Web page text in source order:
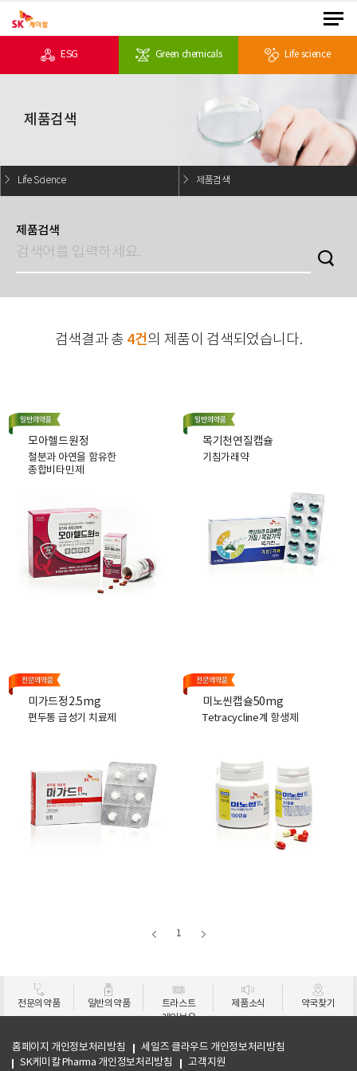
ESG Green chemicals Life science
제품검색
Life Science 제품검색
제품검색
검색결과 총 4건의 제품이 검색되었습니다.
모아헬드원정
철분과 아연을 함유한
종합비타민제
목기천연질캡슐
기침가래약
미가드정2.5mg
편두통 급성기 치료제
미노씬캡슐50mg
Tetracycline계 항생제
1
전문의약품 일반의약품
트라스트
레인보우
제품소식 약국찾기
홈페이지 개인정보처리방침
세일즈 클라우드 개인정보처리방침
SK케미칼 Pharma 개인정보처리방침
고객지원